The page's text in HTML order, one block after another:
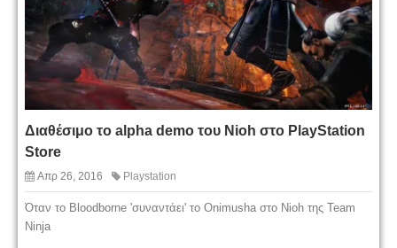
Διαθέσιμο το alpha demo του Nioh στο PlayStation
Store
Απρ 26, 2016 Playstation
Όταν το Bloodborne 'συναντάει' το Onimusha στο Nioh της Team
Ninja